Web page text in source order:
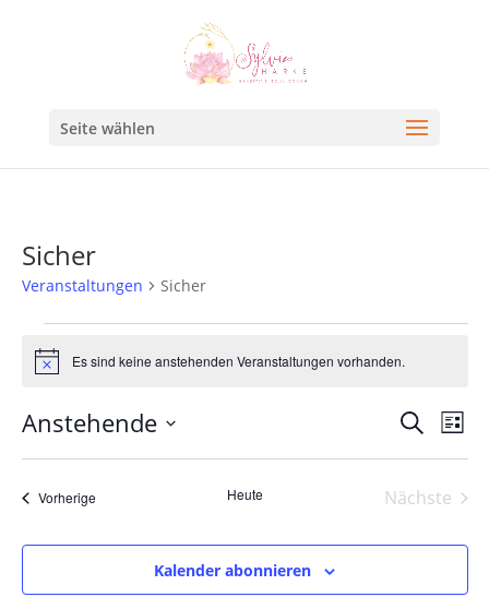
Seite wählen
Sicher
Veranstaltungen Sicher
HinweisEs sind keine anstehenden Veranstaltungen vorhanden.
Suche
und
SucheListe
Anstehende
Datum
wählen.
VorherigeVeranstaltungen Heute
Nächste
Kalender abonnieren